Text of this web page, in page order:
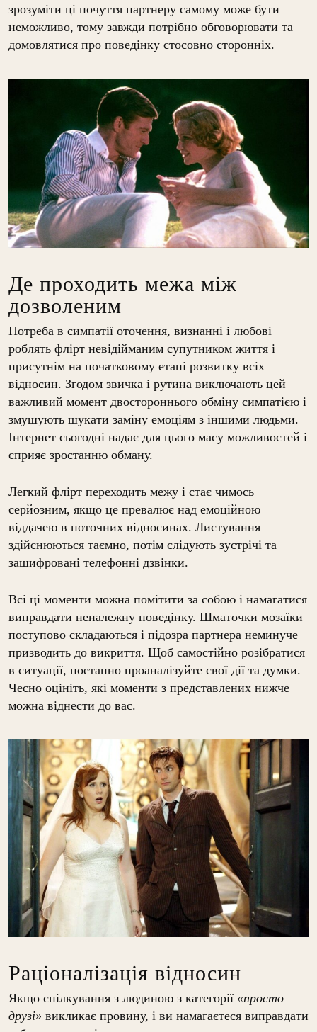
зрозуміти ці почуття партнеру самому може бути
неможливо, тому завжди потрібно обговорювати та
домовлятися про поведінку стосовно сторонніх.
Де проходить межа між
дозволеним
Потреба в симпатії оточення, визнанні і любові
роблять флірт невідійманим супутником життя і
присутнім на початковому етапі розвитку всіх
відносин. Згодом звичка і рутина виключають цей
важливий момент двостороннього обміну симпатією і
змушують шукати заміну емоціям з іншими людьми.
Інтернет сьогодні надає для цього масу можливостей і
сприяє зростанню обману.
Легкий флірт переходить межу і стає чимось
серйозним, якщо це превалює над емоційною
віддачею в поточних відносинах. Листування
здійснюються таємно, потім слідують зустрічі та
зашифровані телефонні дзвінки.
Всі ці моменти можна помітити за собою і намагатися
виправдати неналежну поведінку. Шматочки мозаїки
поступово складаються і підозра партнера неминуче
призводить до викриття. Щоб самостійно розібратися
в ситуації, поетапно проаналізуйте свої дії та думки.
Чесно оцініть, які моменти з представлених нижче
можна віднести до вас.
Раціоналізація відносин
Якщо спілкування з людиною з категорії «просто
друзі» викликає провину, і ви намагаєтеся виправдати